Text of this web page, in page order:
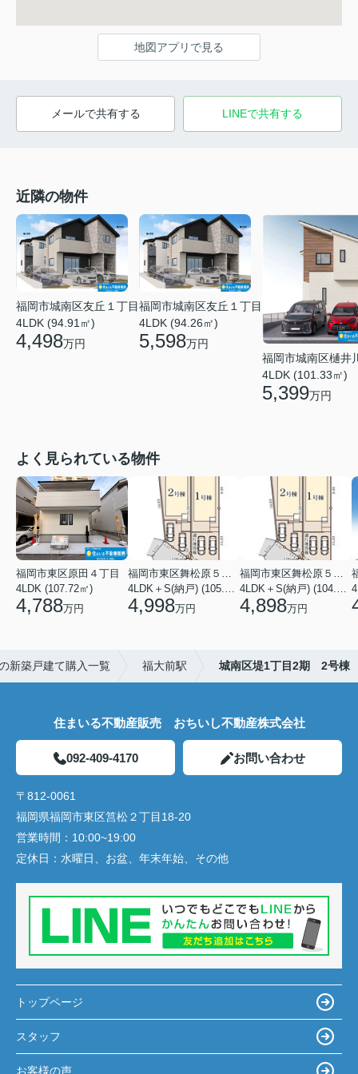
地図アプリで見る
メールで共有する LINEで共有する
近隣の物件
福岡市城南区友丘１丁目
4LDK (94.91㎡)
4,498万円
福岡市城南区友丘１丁目
4LDK (94.26㎡)
5,598万円
福岡市城南区樋井
4LDK (101.33㎡)
5,399万円
よく見られている物件
福岡市東区原田４丁目
4LDK (107.72㎡)
4,788万円
福岡市東区舞松原５丁目
4LDK＋S(納戸) (105.70㎡)
4,998万円
福岡市東区舞松原５丁目
4LDK＋S(納戸) (104.08㎡)
4,898万円
新築戸建て購入一覧 福大前駅 城南区堤1丁目2期 2号棟
住まいる不動産販売 おちいし不動産株式会社
092-409-4170 お問い合わせ
〒812-0061
福岡県福岡市東区筥松２丁目18-20
営業時間： 10:00~19:00
定休日： 水曜日、お盆、年末年始、その他
トップページ
スタッフ
お客様の声